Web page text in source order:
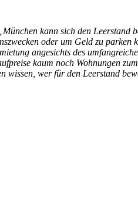
„München kann sich den
oder um Geld zu
angesichts des
kaum noch Wohnungen
wissen, wer für den Leerstand